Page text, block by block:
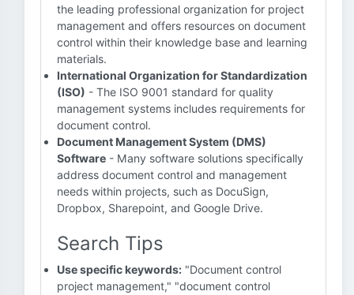
the leading professional organization for project
management and offers resources on document
control within their knowledge base and learning
materials.
International Organization for Standardization
(ISO) - The ISO 9001 standard for quality
management systems includes requirements for
document control.
Document Management System (DMS)
Software - Many software solutions specifically
address document control and management
needs within projects, such as DocuSign,
Dropbox, Sharepoint, and Google Drive.
Search Tips
Use specific keywords: "Document control
project management," "document control